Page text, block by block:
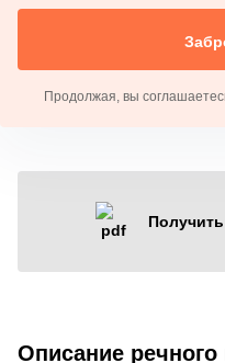
Продолжая, вы
Описание